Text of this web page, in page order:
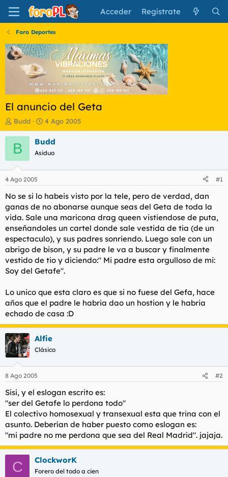
Acceder Regístrate
Foro Deportes
El anuncio del Geta
I
n
i
c
a
o
r
e
l
t
e
m
a
Budd
F
e
c
a
i
n
c
i
o
4 Ago 2005
B Budd
Asiduo
4 Ago 2005 #1
No se si lo habeis visto por la tele, pero de verdad, dan
ganas de no abonarse aunque seas del Geta de toda la
vida. Sale una maricona drag queen vistiendose de puta,
enseñandoles un cartel donde sale vestida de tia (de un
espectaculo), y sus padres sonriendo. Luego sale con un
abrigo de bison, y su padre le va a buscar y finalmente
vestido de tio y diciendo:" Mi padre esta orgulloso de mi:
Soy del Getafe".
Lo unico que esta claro es que si no fuese del Gefa, hace
años que el padre le habria dao un hostion y le habria
echado de casa :D
Alfie
Clásico
8 Ago 2005 #2
Sisi, y el eslogan escrito es:
"ser del Getafe lo perdona todo"
El colectivo homosexual y transexual esta que trina con el
asunto. Deberían de haber puesto como eslogan es:
"mi padre no me perdona que sea del Real Madrid". jajaja.
C ClockworK
Forero del todo a cien